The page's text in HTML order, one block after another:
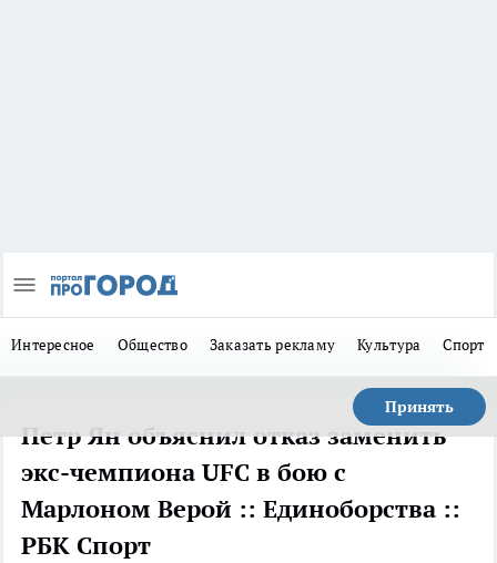
Интересное Общество Заказать рекламу Культура Спорт
Принять
Петр Ян объяснил отказ заменить
экс-чемпиона UFC в бою с
Марлоном Верой :: Единоборства ::
РБК Спорт